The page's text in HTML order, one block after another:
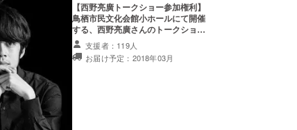
【西野亮廣トークショー参加権利】
鳥栖市民文化会館小ホールにて開催
する、西野亮廣さんのトークショー
に参加できる権利です。 日程は、3
月5日（月）18時半スタート予定で
す。 ※クラウドファンディング終了
支援者：119人
お届け予定：2018年03月